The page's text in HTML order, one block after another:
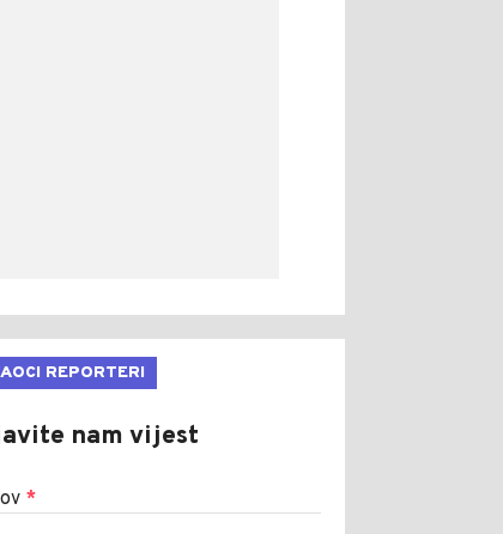
REPORTERI
nam vijest
*